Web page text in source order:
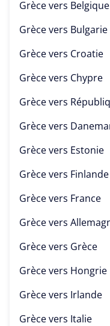
Grèce vers Belgique
Grèce vers Bulgarie
Grèce vers Croatie
Grèce vers Chypre
Grèce vers
Grèce vers
Grèce vers Estonie
Grèce vers Finlande
Grèce vers France
Grèce vers
Grèce vers Grèce
Grèce vers Hongrie
Grèce vers Irlande
Grèce vers Italie